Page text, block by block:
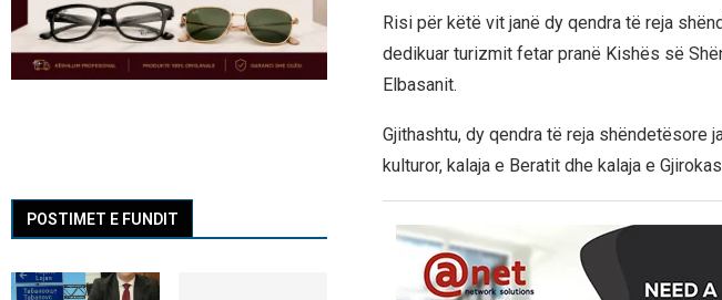
Risi për këtë vit janë dy qendra të reja
dedikuar turizmit fetar pranë Kishës së
Elbasanit.
Gjithashtu, dy qendra të reja shëndetësore
kulturor, kalaja e Beratit dhe kalaja e
POSTIMET E FUNDIT